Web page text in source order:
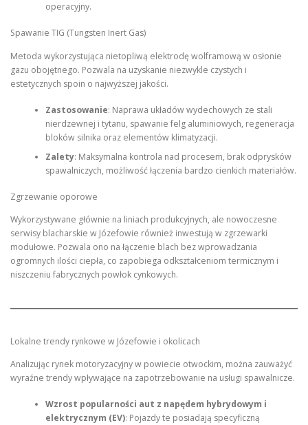
operacyjny.
Spawanie TIG (Tungsten Inert Gas)
Metoda wykorzystująca nietopliwą elektrodę wolframową w osłonie
gazu obojętnego. Pozwala na uzyskanie niezwykle czystych i
estetycznych spoin o najwyższej jakości.
Zastosowanie: Naprawa układów wydechowych ze stali
nierdzewnej i tytanu, spawanie felg aluminiowych, regeneracja
bloków silnika oraz elementów klimatyzacji.
Zalety: Maksymalna kontrola nad procesem, brak odprysków
spawalniczych, możliwość łączenia bardzo cienkich materiałów.
Zgrzewanie oporowe
Wykorzystywane głównie na liniach produkcyjnych, ale nowoczesne
serwisy blacharskie w Józefowie również inwestują w zgrzewarki
modułowe. Pozwala ono na łączenie blach bez wprowadzania
ogromnych ilości ciepła, co zapobiega odkształceniom termicznym i
niszczeniu fabrycznych powłok cynkowych.
Lokalne trendy rynkowe w Józefowie i okolicach
Analizując rynek motoryzacyjny w powiecie otwockim, można zauważyć
wyraźne trendy wpływające na zapotrzebowanie na usługi spawalnicze.
Wzrost popularności aut z napędem hybrydowym i
elektrycznym (EV): Pojazdy te posiadają specyficzną